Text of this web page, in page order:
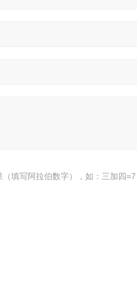
（填写阿拉伯数字），如：三加四=7